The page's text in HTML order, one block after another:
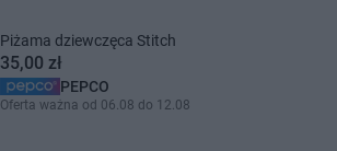
Piżama dziewczęca Stitch
35,00 zł
PEPCO
Oferta ważna od 06.08 do 12.08